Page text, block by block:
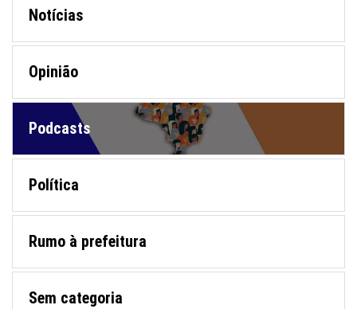
Notícias
Opinião
Podcasts
Política
Rumo à prefeitura
Sem categoria